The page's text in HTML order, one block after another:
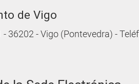
de Vigo
- 36202 - Vigo (Pontevedra) -